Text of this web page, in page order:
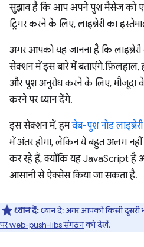
सुझाव है कि आप अपने पुश मैसेज को
ट्रिगर करने के लिए, लाइब्रेरी का
अगर आपको यह जानना है कि
सेक्शन में इस बारे में बताएंगे.
और पुश अनुरोध करने के लिए, मौजूदा
करने पर ध्यान देंगे.
इस सेक्शन में, हमवेब-पुश नोड लाइब्रेरी
में अंतर होगा, लेकिन ये बहुत अलग नहीं
कर रहे हैं, क्योंकि यह JavaScript
आसानी से ऐक्सेस किया जा सकता है.
ध्यान दें:ध्यान दें: अगर आपको किसी दूसरी
पर web-push-libs संगठनको देखें.